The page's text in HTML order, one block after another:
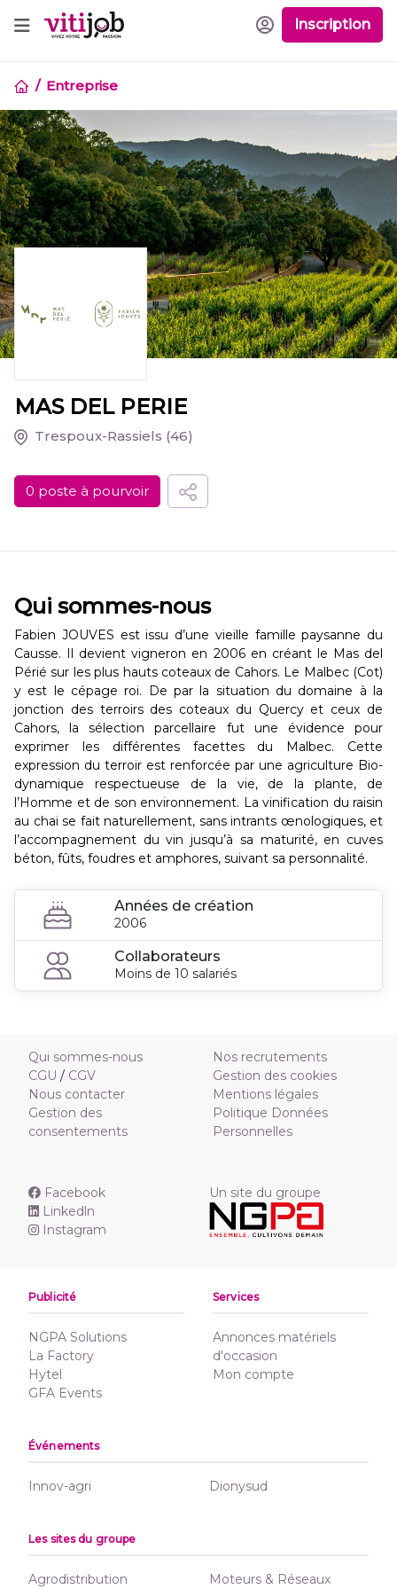
Inscription
Entreprise
MAS DEL PERIE
Trespoux-Rassiels (46)
0 poste à pourvoir
Qui sommes-nous
Fabien JOUVES est issu d’une vieille famille paysanne du
Causse. Il devient vigneron en 2006 en créant le Mas del
Périé sur les plus hauts coteaux de Cahors. Le Malbec (Cot)
y est le cépage roi. De par la situation du domaine à la
jonction des terroirs des coteaux du Quercy et ceux de
Cahors, la sélection parcellaire fut une évidence pour
exprimer les différentes facettes du Malbec. Cette
expression du terroir est renforcée par une agriculture Bio-
dynamique respectueuse de la vie, de la plante, de
l’Homme et de son environnement. La vinification du raisin
au chai se fait naturellement, sans intrants œnologiques, et
l’accompagnement du vin jusqu’à sa maturité, en cuves
béton, fûts, foudres et amphores, suivant sa personnalité.
Années de création
2006
Collaborateurs
Moins de 10 salariés
Qui sommes-nous
CGU / CGV
Nous contacter
Gestion des
consentements
Nos recrutements
Gestion des cookies
Mentions légales
Politique Données
Personnelles
Facebook
Linkedln
Instagram
Un site du groupe
Publicité
NGPA Solutions
La Factory
Hytel
GFA Events
Services
Annonces matériels
d'occasion
Mon compte
Événements
Innov-agri Dionysud
Les sites du groupe
Agrodistribution Moteurs & Réseaux